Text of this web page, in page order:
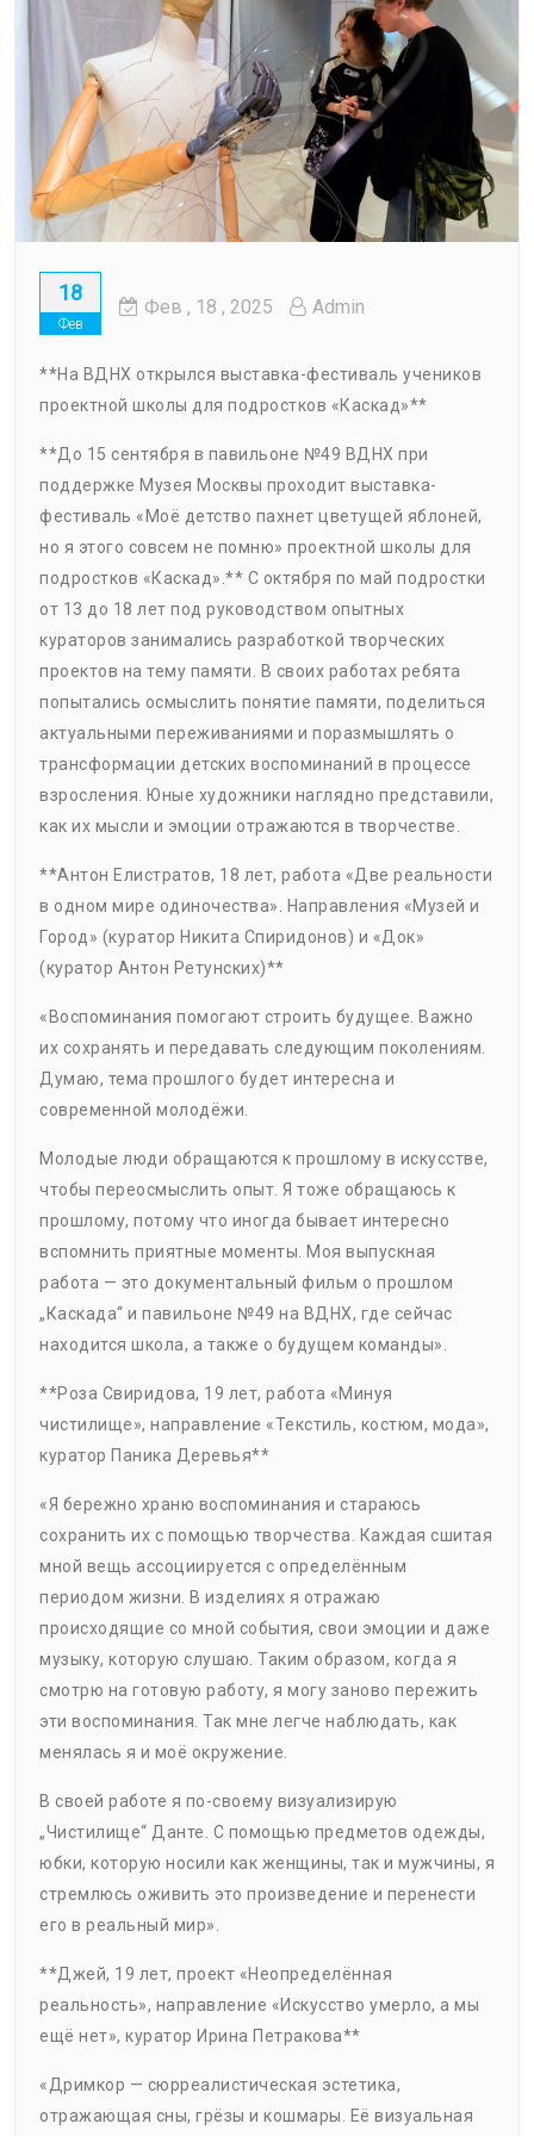
18
Фев
Фев , 18 , 2025 Admin
**На ВДНХ открылся выставка-фестиваль учеников
проектной школы для подростков «Каскад»**
**До 15 сентября в павильоне №49 ВДНХ при
поддержке Музея Москвы проходит выставка-
фестиваль «Моё детство пахнет цветущей яблоней,
но я этого совсем не помню» проектной школы для
подростков «Каскад».** С октября по май подростки
от 13 до 18 лет под руководством опытных
кураторов занимались разработкой творческих
проектов на тему памяти. В своих работах ребята
попытались осмыслить понятие памяти, поделиться
актуальными переживаниями и поразмышлять о
трансформации детских воспоминаний в процессе
взросления. Юные художники наглядно представили,
как их мысли и эмоции отражаются в творчестве.
**Антон Елистратов, 18 лет, работа «Две реальности
в одном мире одиночества». Направления «Музей и
Город» (куратор Никита Спиридонов) и «Док»
(куратор Антон Ретунских)**
«Воспоминания помогают строить будущее. Важно
их сохранять и передавать следующим поколениям.
Думаю, тема прошлого будет интересна и
современной молодёжи.
Молодые люди обращаются к прошлому в искусстве,
чтобы переосмыслить опыт. Я тоже обращаюсь к
прошлому, потому что иногда бывает интересно
вспомнить приятные моменты. Моя выпускная
работа — это документальный фильм о прошлом
„Каскада“ и павильоне №49 на ВДНХ, где сейчас
находится школа, а также о будущем команды».
**Роза Свиридова, 19 лет, работа «Минуя
чистилище», направление «Текстиль, костюм, мода»,
куратор Паника Деревья**
«Я бережно храню воспоминания и стараюсь
сохранить их с помощью творчества. Каждая сшитая
мной вещь ассоциируется с определённым
периодом жизни. В изделиях я отражаю
происходящие со мной события, свои эмоции и даже
музыку, которую слушаю. Таким образом, когда я
смотрю на готовую работу, я могу заново пережить
эти воспоминания. Так мне легче наблюдать, как
менялась я и моё окружение.
В своей работе я по-своему визуализирую
„Чистилище“ Данте. С помощью предметов одежды,
юбки, которую носили как женщины, так и мужчины, я
стремлюсь оживить это произведение и перенести
его в реальный мир».
**Джей, 19 лет, проект «Неопределённая
реальность», направление «Искусство умерло, а мы
ещё нет», куратор Ирина Петракова**
«Дримкор — сюрреалистическая эстетика,
отражающая сны, грёзы и кошмары. Её визуальная